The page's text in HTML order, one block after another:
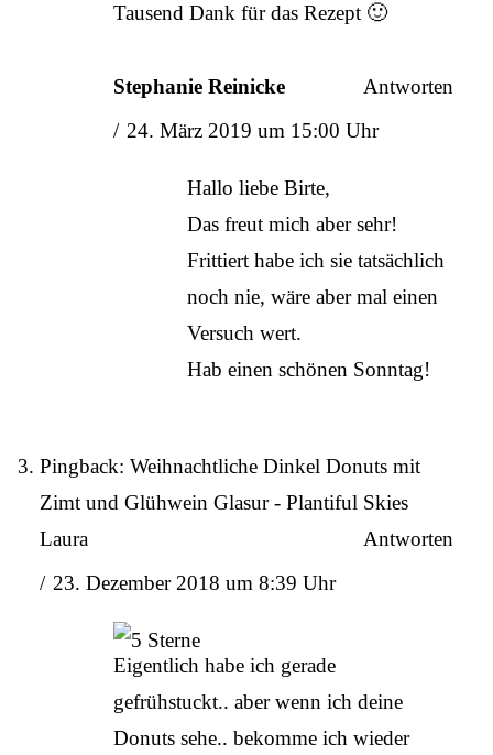
Tausend Dank für das Rezept 🙂
Stephanie Reinicke
24. März 2019 um 15:00 Uhr
Hallo liebe Birte,
Das freut mich aber sehr!
Frittiert habe ich sie tatsächlich
noch nie, wäre aber mal einen
Versuch wert.
Hab einen schönen Sonntag!
Antworten
Pingback: Weihnachtliche Dinkel Donuts mit
Zimt und Glühwein Glasur - Plantiful Skies
Laura
23. Dezember 2018 um 8:39 Uhr
Eigentlich habe ich gerade
gefrühstuckt.. aber wenn ich deine
Donuts sehe.. bekomme ich wieder
Antworten